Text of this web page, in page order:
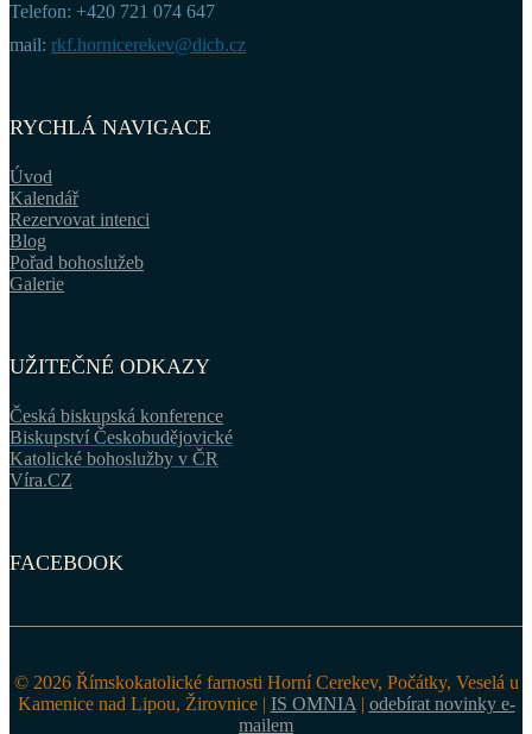
Telefon: +420 721 074 647
mail: rkf.hornicerekev@dicb.cz
RYCHLÁ NAVIGACE
Úvod
Kalendář
Rezervovat intenci
Blog
Pořad bohoslužeb
Galerie
UŽITEČNÉ ODKAZY
Česká biskupská konference
Biskupství Českobudějovické
Katolické bohoslužby v ČR
Víra.CZ
FACEBOOK
© 2026 Římskokatolické farnosti Horní Cerekev, Počátky, Veselá u
Kamenice nad Lipou, Žirovnice | IS OMNIA | odebírat novinky e-
mailem